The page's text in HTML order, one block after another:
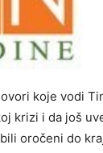
koje vodi
krizi i da još
oročeni do